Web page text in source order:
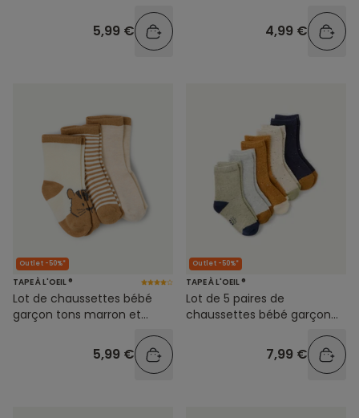
5,99 € 4,99 €
Outlet -50%*
TAPE À L'OEIL ®
Lot de chaussettes bébé
garçon tons marron et
5,99 €
Outlet -50%*
TAPE À L'OEIL ®
Lot de 5 paires de
chaussettes bébé garçon
7,99 €